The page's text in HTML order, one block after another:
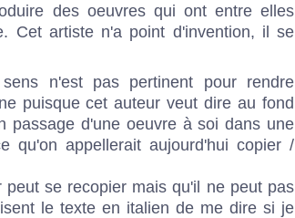
des oeuvres qui ont entre elles
Cet artiste n'a point d'invention, il se
n'est pas pertinent pour rendre
puisque cet auteur veut dire au fond
passage d'une oeuvre à soi dans une
qu'on appellerait aujourd'hui copier /
se recopier mais qu'il ne peut pas
le texte en italien de me dire si je